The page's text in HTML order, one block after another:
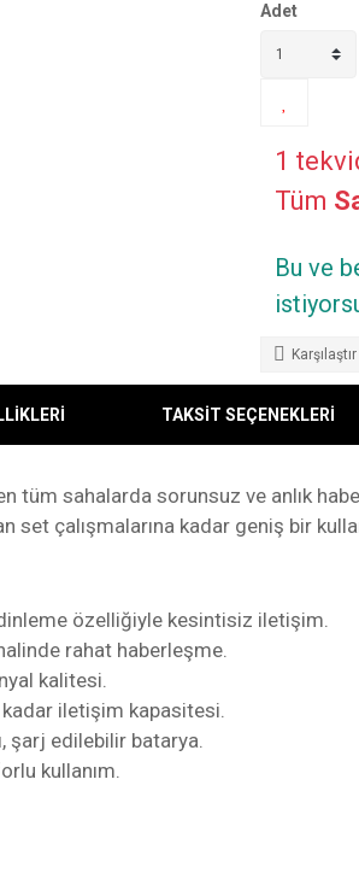
Adet
1
Tüm
Bu ve
Karşılaştır
TAKSİT SEÇENEKLERİ
tüm sahalarda sorunsuz ve anlık
set çalışmalarına kadar geniş bir
özelliğiyle kesintisiz iletişim.
rahat haberleşme.
kalitesi.
iletişim kapasitesi.
şarj edilebilir batarya.
kullanım.